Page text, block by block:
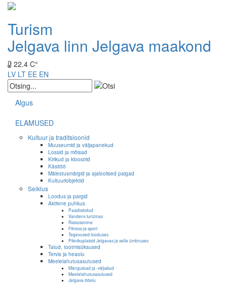
Turism
Jelgava linn Jelgava maakond
22.4 C°
LV LT EE EN
Algus
ELAMUSED
Kultuur ja traditsioonid
Muuseumid ja väljapanekud
Lossid ja mõisad
Kirikud ja kloostrid
Käsitöö
Mälestusmärgid ja ajaloolised paigad
Kultuuriobjektid
Seiklus
Loodus ja pargid
Aktiivne puhkus
Paadisõidud
Vandens turizmas
Ratsutamine
Fitness ja sport
Tegevused looduses
Piknikuplatsid Jelgavas ja selle ümbruses
Talud, tootmisüksused
Tervis ja heaolu
Meelelahutusasutused
Mängutoad ja -väljakud
Meelelahutusasutused
Jelgava ööelu